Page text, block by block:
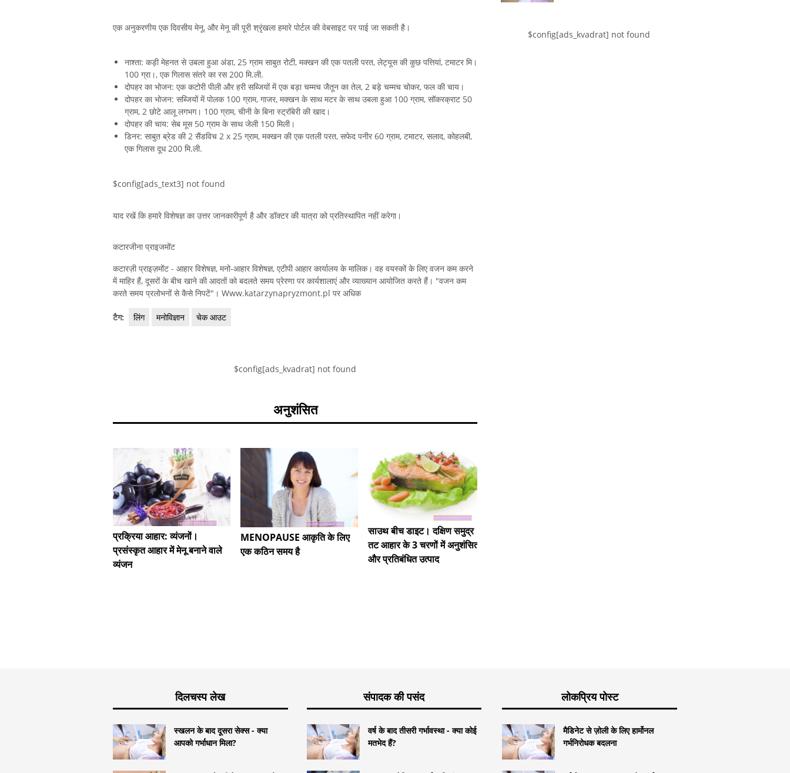
एक अनुकरणीय एक दिवसीय मेनू, और मेनू की पूरी श्रृंखला हमारे पोर्टल की वेबसाइट पर पाई जा सकती है।
नाश्ता: कड़ी मेहनत से उबला हुआ अंडा, 25 ग्राम साबुत रोटी, मक्खन की एक पतली परत, लेट्यूस की कुछ पत्तियां, टमाटर मि।
100 ग्रा।, एक गिलास संतरे का रस 200 मि.ली.
दोपहर का भोजन: एक कटोरी पीली और हरी सब्जियों में एक बड़ा चम्मच जैतून का तेल, 2 बड़े चम्मच चोकर, फल की चाय।
दोपहर का भोजन: सब्जियों में पोलक 100 ग्राम, गाजर, मक्खन के साथ मटर के साथ उबला हुआ 100 ग्राम, सॉकरक्राट 50
ग्राम, 2 छोटे आलू लगभग। 100 ग्राम, चीनी के बिना स्ट्रॉबेरी की खाद।
दोपहर की चाय: सेब मूस 50 ग्राम के साथ जेली 150 मिली।
डिनर: साबुत ब्रेड की 2 सैंडविच 2 x 25 ग्राम, मक्खन की एक पतली परत, सफेद पनीर 60 ग्राम, टमाटर, सलाद, कोहलबी,
एक गिलास दूध 200 मि.ली.
$config[ads_text3] not found
याद रखें कि हमारे विशेषज्ञ का उत्तर जानकारीपूर्ण है और डॉक्टर की यात्रा को प्रतिस्थापित नहीं करेगा।
कटारजीना प्राइजमोंट
कटारज़ी प्राइज़मोंट - आहार विशेषज्ञ, मनो-आहार विशेषज्ञ, एटीपी आहार कार्यालय के मालिक। वह वयस्कों के लिए वजन कम करने
में माहिर हैं, दूसरों के बीच खाने की आदतों को बदलते समय प्रेरणा पर कार्यशालाएं और व्याख्यान आयोजित करते हैं। "वजन कम
करते समय प्रलोभनों से कैसे निपटें"। Www.katarzynapryzmont.pl पर अधिक
टैग: लिंग मनोविज्ञान चेक आउट
$config[ads_kvadrat] not found
अनुशंसित
प्रक्रिया आहार: व्यंजनों।
प्रसंस्कृत आहार में मेनू बनाने वाले
व्यंजन
MENOPAUSE आकृति के लिए
एक कठिन समय है
साउथ बीच डाइट। दक्षिण समुद्र
तट आहार के 3 चरणों में अनुशंसित
और प्रतिबंधित उत्पाद
$config[ads_kvadrat] not found
दिलचस्प लेख
स्खलन के बाद दूसरा सेक्स - क्या
आपको गर्भाधान मिला?
संपादक की पसंद
वर्ष के बाद तीसरी गर्भावस्था - क्या कोई
मतभेद हैं?
लोकप्रिय पोस्ट
मैडिनेट से ज़ोली के लिए हार्मोनल
गर्भनिरोधक बदलना